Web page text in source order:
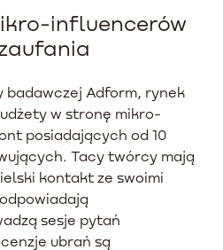
influencerów
badawczej Adform, rynek
w stronę mikro-
posiadających od 10
Tacy twórcy mają
kontakt ze swoimi
sesje pytań
ubrań są